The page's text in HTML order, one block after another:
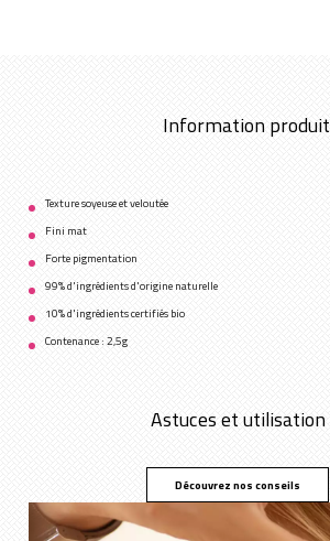
Information produit
Texture soyeuse et veloutée
Fini mat
Forte pigmentation
99% d'ingrédients d'origine naturelle
10% d'ingrédients certifiés bio
Contenance : 2,5g
Astuces et utilisation
Découvrez nos conseils